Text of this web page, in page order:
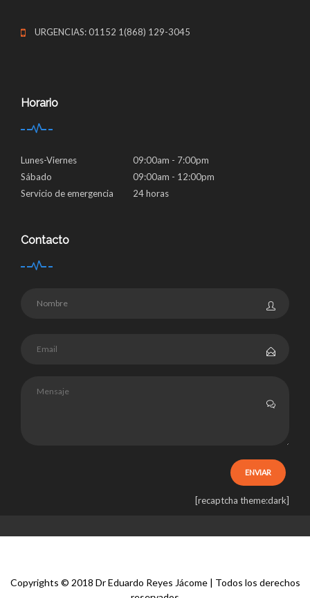
URGENCIAS: 01152 1(868) 129-3045
Horario
Lunes-Viernes
09:00am - 7:00pm
Sábado
09:00am - 12:00pm
Servicio de emergencia
24 horas
Contacto
[recaptcha theme:dark]
Copyrights © 2018 Dr Eduardo Reyes Jácome | Todos los derechos